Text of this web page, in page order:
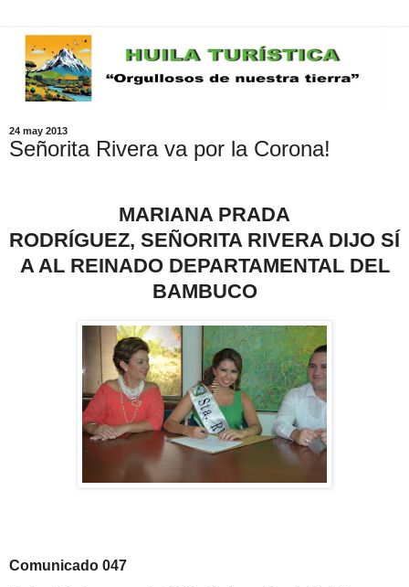
24 may 2013
Señorita Rivera va por la Corona!
MARIANA PRADA
RODRÍGUEZ, SEÑORITA RIVERA DIJO SÍ
A AL REINADO DEPARTAMENTAL DEL
BAMBUCO
Comunicado 047